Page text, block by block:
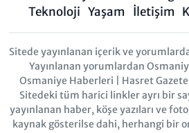
Teknoloji Yaşam İletişim
Sitede yayınlanan içerik ve
Yayınlanan yorumlardan
Osmaniye Haberleri | Hasret
Sitedeki tüm harici linkler ayrı bir
yayınlanan haber, köşe yazıları ve
kaynak gösterilse dahi, herhangi bir